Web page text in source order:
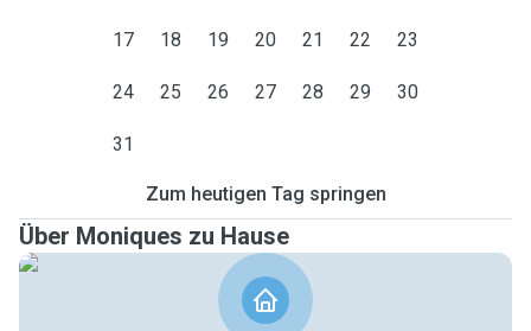
17 18 19 20 21 22 23
24 25 26 27 28 29 30
31
Zum heutigen Tag springen
Über Moniques zu Hause